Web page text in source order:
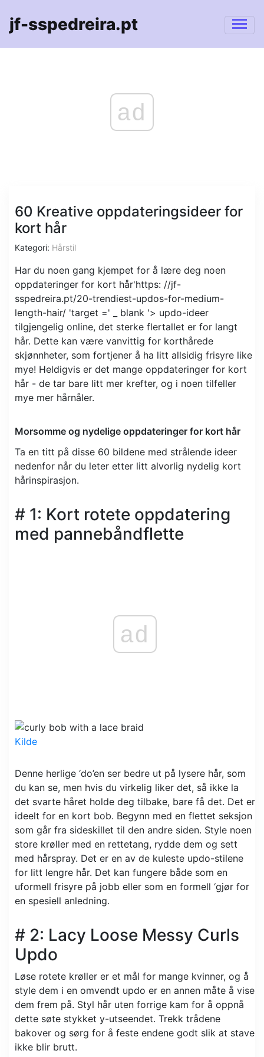
jf-sspedreira.pt
ad
60 Kreative oppdateringsideer for
kort hår
Kategori: Hårstil
Har du noen gang kjempet for å lære deg noen
oppdateringer for kort hår'https: //jf-
sspedreira.pt/20-trendiest-updos-for-medium-
length-hair/ 'target =' _ blank '> updo-ideer
tilgjengelig online, det sterke flertallet er for langt
hår. Dette kan være vanvittig for korthårede
skjønnheter, som fortjener å ha litt allsidig frisyre like
mye! Heldigvis er det mange oppdateringer for kort
hår - de tar bare litt mer krefter, og i noen tilfeller
mye mer hårnåler.
Morsomme og nydelige oppdateringer for kort hår
Ta en titt på disse 60 bildene med strålende ideer
nedenfor når du leter etter litt alvorlig nydelig kort
hårinspirasjon.
# 1: Kort rotete oppdatering
med pannebåndflette
ad
Kilde
Denne herlige ‘do’en ser bedre ut på lysere hår, som
du kan se, men hvis du virkelig liker det, så ikke la
det svarte håret holde deg tilbake, bare få det. Det er
ideelt for en kort bob. Begynn med en flettet seksjon
som går fra sideskillet til den andre siden. Style noen
store krøller med en rettetang, rydde dem og sett
med hårspray. Det er en av de kuleste updo-stilene
for litt lengre hår. Det kan fungere både som en
uformell frisyre på jobb eller som en formell ‘gjør for
en spesiell anledning.
# 2: Lacy Loose Messy Curls
Updo
Løse rotete krøller er et mål for mange kvinner, og å
style dem i en omvendt updo er en annen måte å vise
dem frem på. Styl hår uten forrige kam for å oppnå
dette søte stykket y-utseendet. Trekk trådene
bakover og sørg for å feste endene godt slik at stave
ikke blir brutt.